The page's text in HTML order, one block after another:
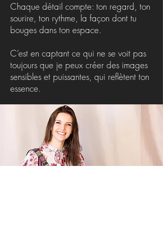
Chaque détail compte: ton regard, ton
sourire, ton rythme, la façon dont tu
bouges dans ton espace.
C’est en captant ce qui ne se voit pas
toujours que je peux créer des images
sensibles et puissantes, qui reflètent ton
essence.